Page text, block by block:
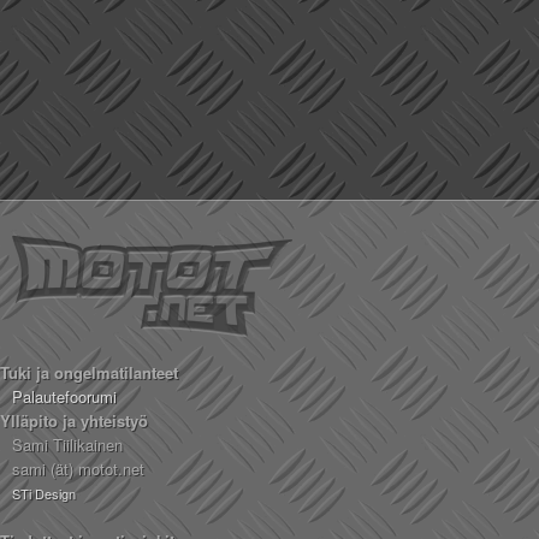
Tuki ja ongelmatilanteet
Palautefoorumi
Ylläpito ja yhteistyö
Sami Tiilikainen
sami (ät) motot.net
STi Design